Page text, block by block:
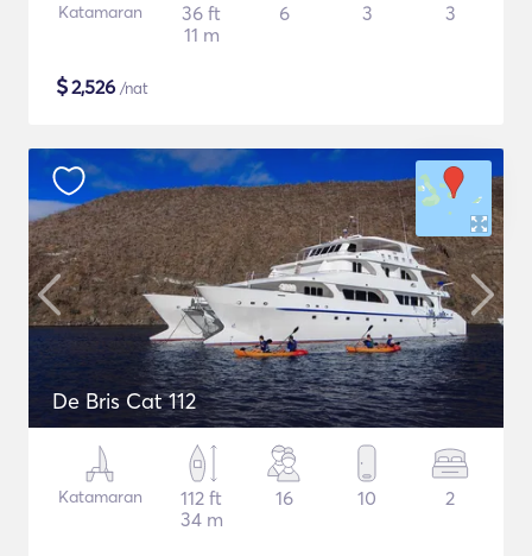
Katamaran
36 ft
11 m
6 3 3
$2,526 /nat
De Bris Cat 112
Katamaran
112 ft
34 m
16 10 2